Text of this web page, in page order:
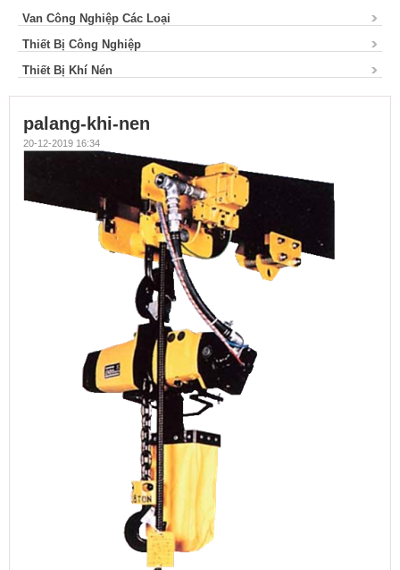
Van Công Nghiệp Các Loại
Thiết Bị Công Nghiệp
Thiết Bị Khí Nén
palang-khi-nen
20-12-2019 16:34